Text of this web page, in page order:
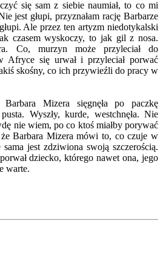
się sam z siebie naumiał, to co mi
jest głupi, przyznałam rację Barbarze
Ale przez ten artyzm niedotykalski
czasem wyskoczy, to jak gil z nosa.
Co, murzyn może przyleciał do
Afryce się urwał i przyleciał porwać
skośny, co ich przywieźli do pracy w
Mizera sięgnęła po paczkę
Wyszły, kurde, westchnęła. Nie
nie wiem, po co ktoś miałby porywać
Barbara Mizera mówi to, co czuje w
jest zdziwiona swoją szczerością.
dziecko, którego nawet ona, jego
warte.